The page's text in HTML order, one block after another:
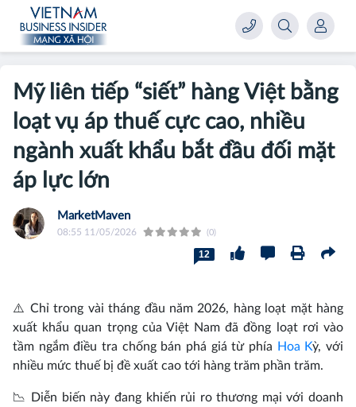
Mỹ liên tiếp “siết” hàng Việt bằng
loạt vụ áp thuế cực cao, nhiều
ngành xuất khẩu bắt đầu đối mặt
áp lực lớn
MarketMaven
08:55 11/05/2026 (0)
12
⚠️ Chỉ trong vài tháng đầu năm 2026, hàng loạt mặt hàng
xuất khẩu quan trọng của Việt Nam đã đồng loạt rơi vào
tầm ngắm điều tra chống bán phá giá từ phía
Hoa Kỳ, với
nhiều mức thuế bị đề xuất cao tới hàng trăm phần trăm.
📉 Diễn biến này đang khiến rủi ro thương mại với doanh